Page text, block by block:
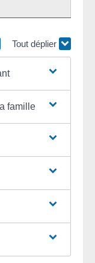
Tout déplier
famille